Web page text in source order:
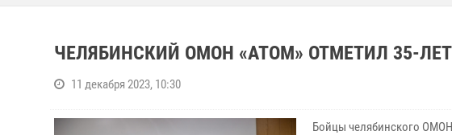
ЧЕЛЯБИНСКИЙ ОМОН «АТОМ» ОТМЕТИЛ 35-
11 декабря 2023, 10:30
Бойцы челябинского ОМОН